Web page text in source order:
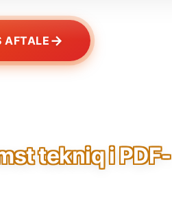
AFTALE→
tekniq i PDF-